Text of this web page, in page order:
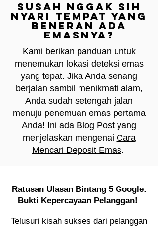
Susah nggak sih
nyari tempat yang
beneran ada
emasnya?
Kami berikan panduan untuk
menemukan lokasi deteksi emas
yang tepat. Jika Anda senang
berjalan sambil menikmati alam,
Anda sudah setengah jalan
menuju penemuan emas pertama
Anda! Ini ada Blog Post yang
menjelaskan mengenai Cara
Mencari Deposit Emas.
Ratusan Ulasan Bintang 5 Google:
Bukti Kepercayaan Pelanggan!
Telusuri kisah sukses dari pelanggan